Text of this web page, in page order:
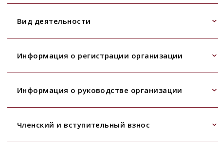
Вид деятельности
Информация о регистрации организации
Информация о руководстве организации
Членский и вступительный взнос